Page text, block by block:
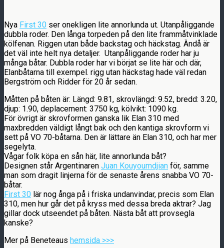
Nya First 30 ser onekligen lite annorlunda ut. Utanpåliggande
dubbla roder. Den långa torpeden på den lite frammåtvinklade
kölfenan. Riggen utan både backstag och häckstag. Ändå är
det väl inte helt nya detaljer. Utanpåliggande roder har ju
många båtar. Dubbla roder har vi börjat se lite här och där,
Elanbåtarna till exempel. rigg utan häckstag hade väl redan
Bergström och Ridder för 20 år sedan.
Måtten på båten är: Längd: 9.81, skrovlängd: 9.52, bredd: 3.20,
djup: 1.90, deplacement: 3750 kg, kölvikt: 1090 kg.
För övrigt är skrovformen ganska lik Elan 310 med
maxbredden väldigt långt bak och den kantiga skrovform vi
sett på VO 70-båtarna. Den är lättare än Elan 310, och har mer
segelyta.
Vågar folk köpa en sån här, lite annorlunda båt?
Designen står Argentinaren Juan Kouyoumdjian för, samme
man som dragit linjerna för de senaste årens snabba VO 70-
båtar.
First 30 lär nog ånga på i friska undanvindar, precis som Elan
310, men hur går det på kryss med dessa breda aktrar? Jag
gillar dock utseendet på båten. Nästa båt att provsegla
kanske?
Mer på Beneteaus hemsida >>>